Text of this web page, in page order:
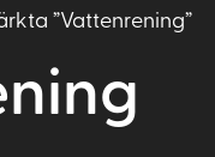
”Vattenrening”